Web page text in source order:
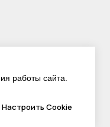
работы сайта.
Настроить Cookie